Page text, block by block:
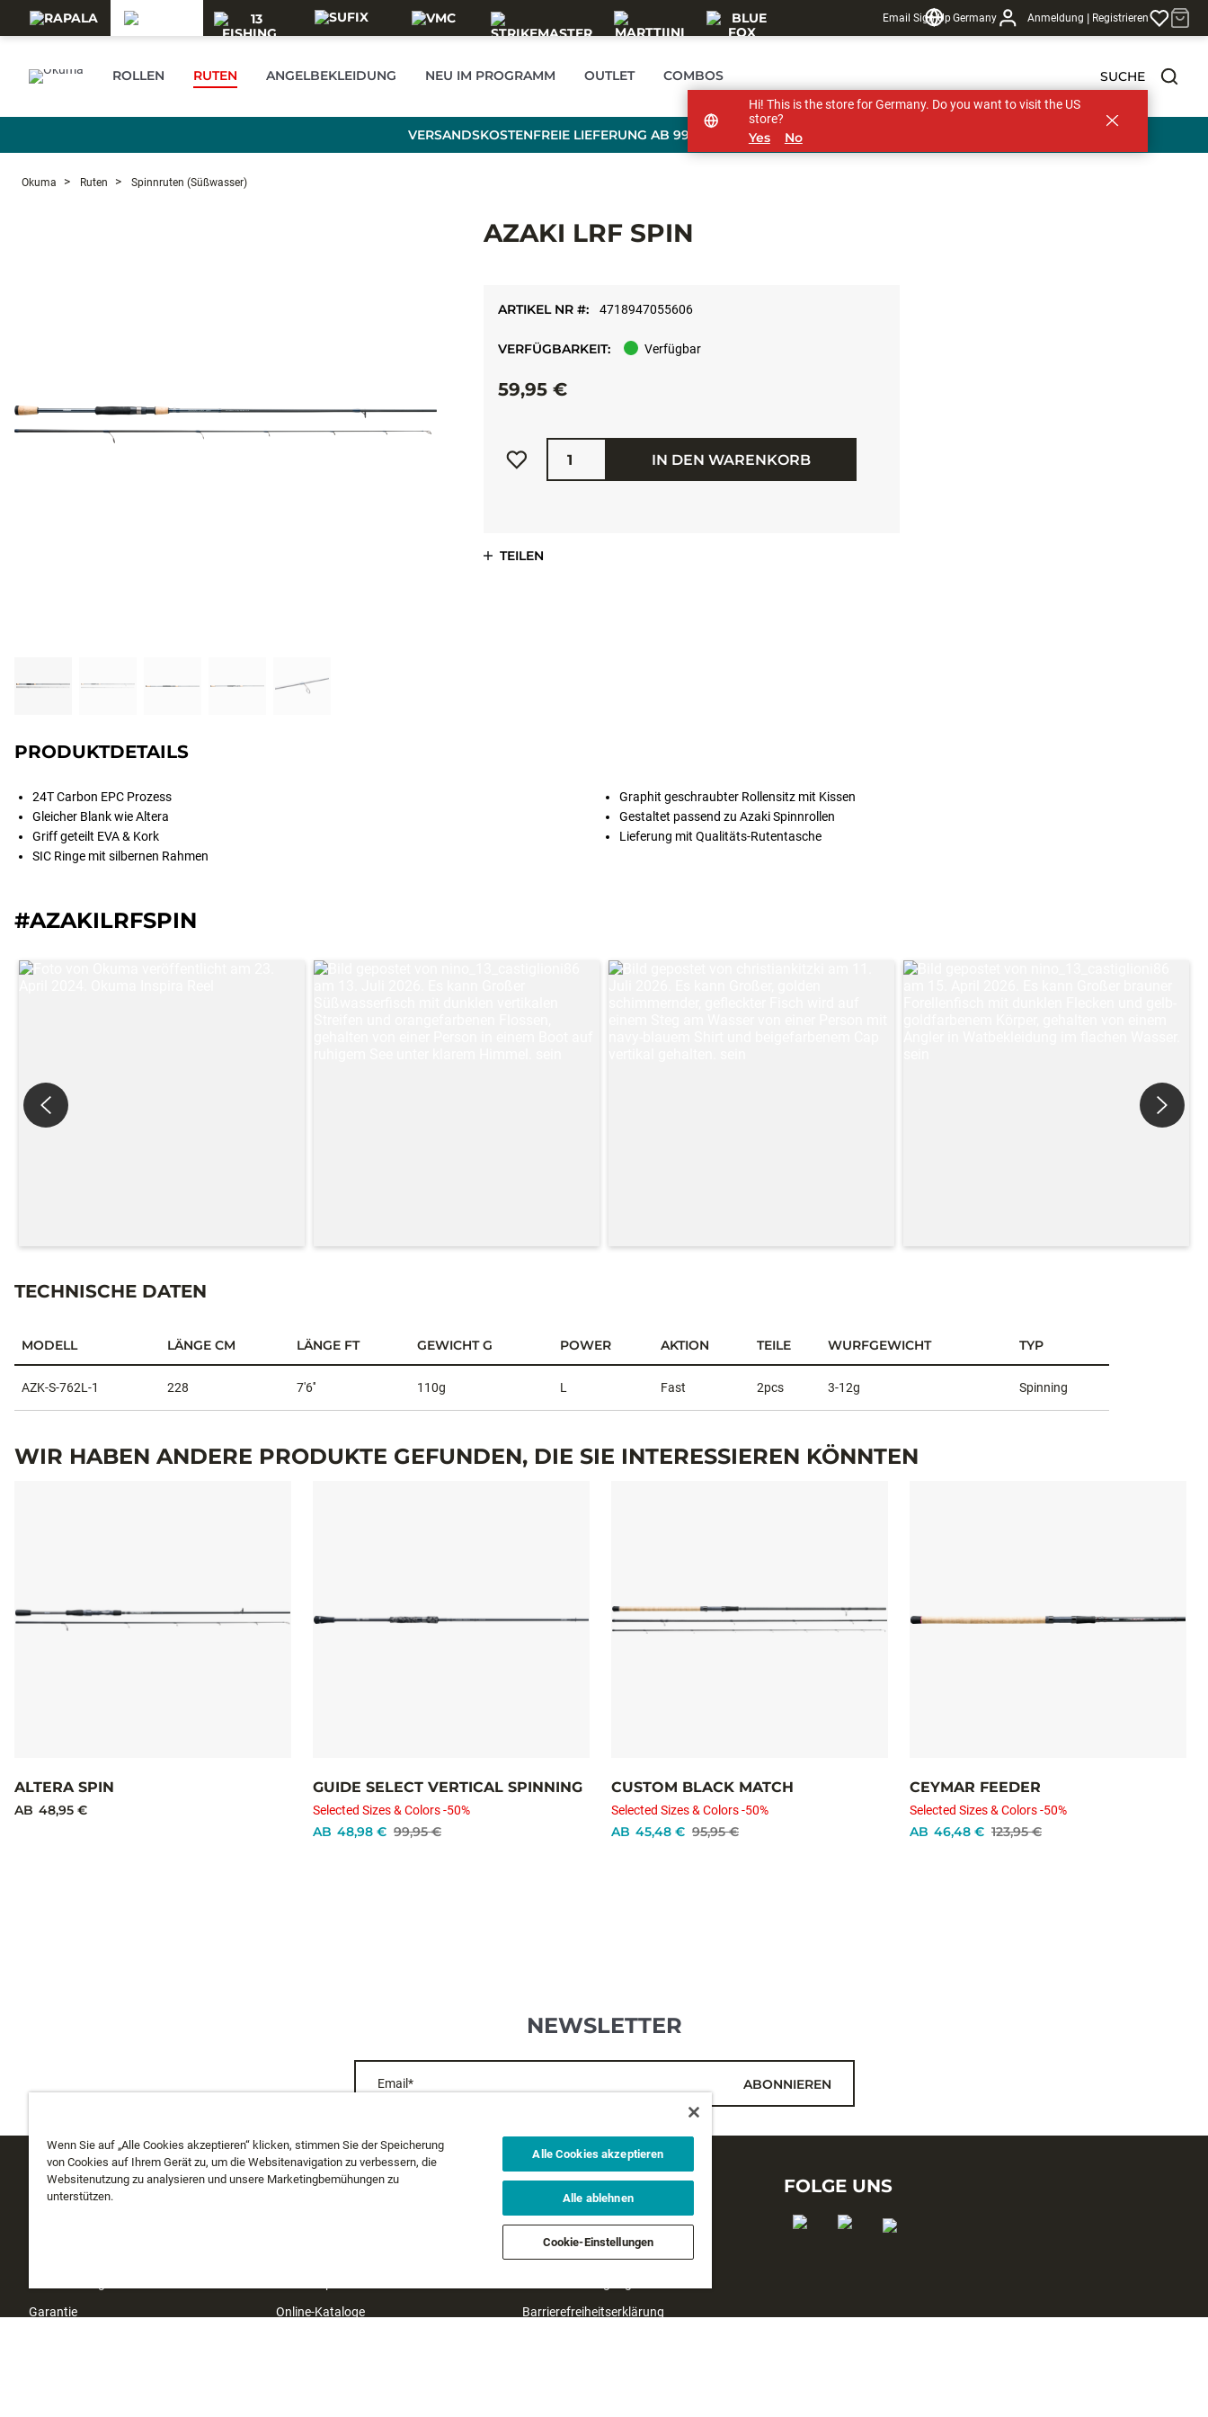
Email Sign UpGermany Anmeldung | Registrieren
ROLLEN RUTEN ANGELBEKLEIDUNG NEU IM PROGRAMM OUTLET COMBOS SUCHE
VERSANDSKOSTENFREIE LIEFERUNG AB 99 € BESTELLWERT
Okuma Ruten Spinnruten (Süßwasser)
AZAKI LRF SPIN
ARTIKEL NR #: 4718947055606
VERFÜGBARKEIT: Verfügbar
59,95 €
Menge
IN DEN WARENKORB
TEILEN
PRODUKTDETAILS
24T Carbon EPC Prozess
Gleicher Blank wie Altera
Griff geteilt EVA & Kork
SIC Ringe mit silbernen Rahmen
Graphit geschraubter Rollensitz mit Kissen
Gestaltet passend zu Azaki Spinnrollen
Lieferung mit Qualitäts-Rutentasche
#AZAKILRFSPIN
TECHNISCHE DATEN
MODELL LÄNGE CM LÄNGE FT GEWICHT G POWER AKTION TEILE WURFGEWICHT TYP
AZK-S-762L-1 228 7'6'' 110g L Fast 2pcs 3-12g Spinning
WIR HABEN ANDERE PRODUKTE GEFUNDEN, DIE SIE INTERESSIEREN KÖNNTEN
ALTERA SPIN
AB 48,95 €
GUIDE SELECT VERTICAL SPINNING
Selected Sizes & Colors -50%
AB 99,95 €
48,98 €
CUSTOM BLACK MATCH
Selected Sizes & Colors -50%
AB 95,95 €
45,48 €
CEYMAR FEEDER
Selected Sizes & Colors -50%
AB 123,95 €
46,48 €
NEWSLETTER
Email* ABONNIEREN
KUNDENDIENST
Garantie
ÜBER UNS
Online-Kataloge
RECHTLICHES
Datenschutzbestimmungen
Barrierefreiheitserklärung
FOLGE UNS
Hi! This is the store for Germany. Do you want to visit the US
store?
Yes No
Wenn Sie auf „Alle Cookies akzeptieren“ klicken, stimmen Sie der Speicherung
von Cookies auf Ihrem Gerät zu, um die Websitenavigation zu verbessern, die
Websitenutzung zu analysieren und unsere Marketingbemühungen zu
unterstützen.
Alle Cookies akzeptieren
Alle ablehnen
Cookie-Einstellungen